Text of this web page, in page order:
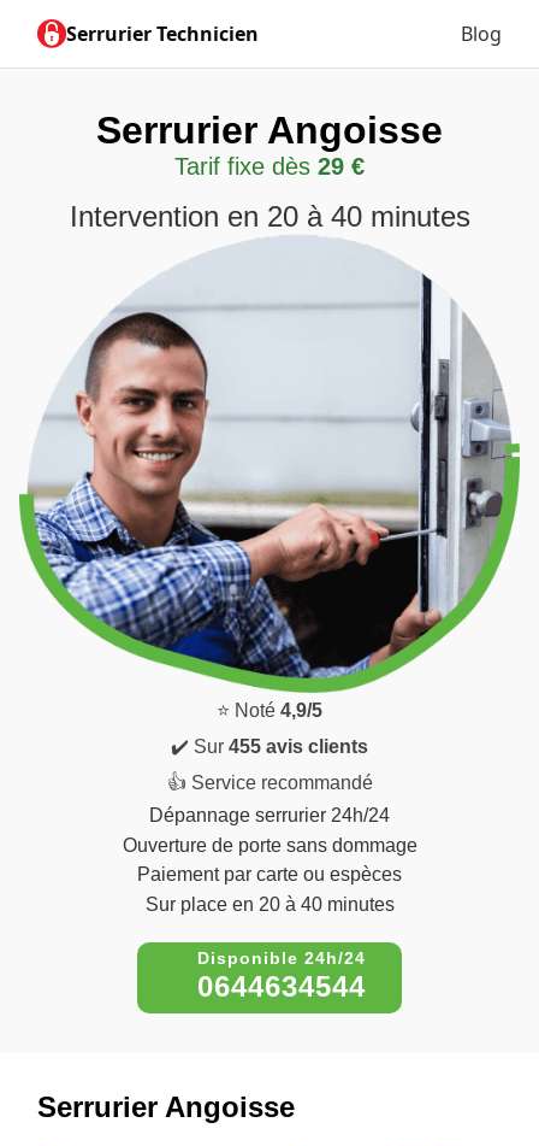
Serrurier Technicien Blog
Serrurier Angoisse
Tarif fixe dès 29 €
Intervention en 20 à 40 minutes
⭐ Noté 4,9/5
✔️ Sur 455 avis clients
👍 Service recommandé
Dépannage serrurier 24h/24
Ouverture de porte sans dommage
Paiement par carte ou espèces
Sur place en 20 à 40 minutes
0644634544
Serrurier Angoisse